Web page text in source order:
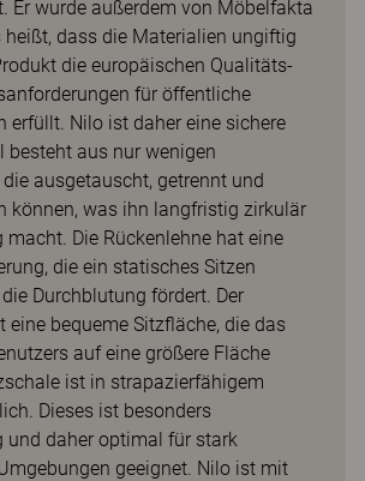
Er wurde außerdem von Möbelfakta
heißt, dass die Materialien ungiftig
die europäischen Qualitäts-
für öffentliche
erfüllt. Nilo ist daher eine sichere
besteht aus nur wenigen
ausgetauscht, getrennt und
können, was ihn langfristig zirkulär
Die Rückenlehne hat eine
die ein statisches Sitzen
Durchblutung fördert. Der
eine bequeme Sitzfläche, die das
auf eine größere Fläche
ist in strapazierfähigem
Dieses ist besonders
und daher optimal für stark
geeignet. Nilo ist mit